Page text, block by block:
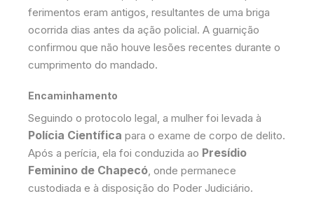
ferimentos eram antigos, resultantes de uma briga
ocorrida dias antes da ação policial. A guarnição
confirmou que não houve lesões recentes durante o
cumprimento do mandado.
Encaminhamento
​Seguindo o protocolo legal, a mulher foi levada à
Polícia Científica para o exame de corpo de delito.
Após a perícia, ela foi conduzida ao Presídio
Feminino de Chapecó, onde permanece
custodiada e à disposição do Poder Judiciário.